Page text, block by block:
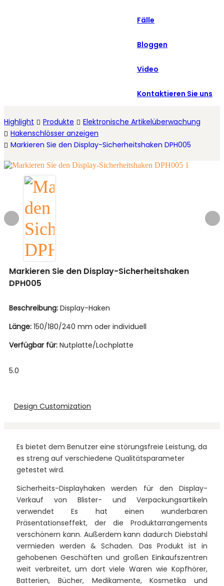
Español
Fälle
Bloggen
Video
Kontaktieren Sie uns
Highlight Produkte
Elektronische Artikelüberwachung
Hakenschlösser anzeigen
Markieren Sie den Display-Sicherheitshaken DPH005
Markieren Sie den Display-Sicherheitshaken
DPH005
Beschreibung: Display-Haken
Länge: 150/180/240 mm oder individuell
Verfügbar für: Nutplatte/Lochplatte
5.0
Design Customization
Es bietet dem Benutzer eine störungsfreie Leistung, da
es streng auf verschiedene Qualitätsparameter
getestet wird.
Sicherheits-Displayhaken werden für den Display-
Verkauf von Blister- und Verpackungsartikeln
verwendet Es hat einen wunderbaren
Präsentationseffekt, der die Produktarrangements
verschönern kann. Außerdem kann dadurch Diebstahl
vermieden werden & Schaden. Das Produkt ist in
gehobenen Geschäften und großen Einkaufszentren
weit verbreitet, um dort viele Waren wie Kopfhörer,
Batterien, Bücher, Medikamente, Kosmetika und